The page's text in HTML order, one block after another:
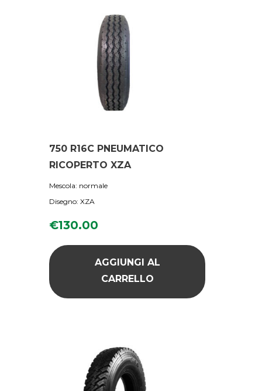
750 R16C PNEUMATICO
RICOPERTO XZA
Mescola: normale
Disegno: XZA
€130.00
AGGIUNGI AL
CARRELLO